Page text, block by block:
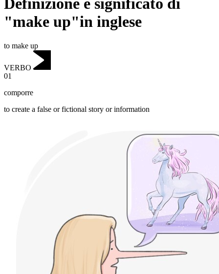
"make up"in inglese
to make up
VERBO
01
comporre
to create a false or fictional story or information